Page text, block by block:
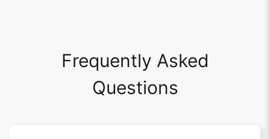
Frequently Asked
Questions